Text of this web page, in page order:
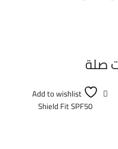
صلة
Add to wishlist